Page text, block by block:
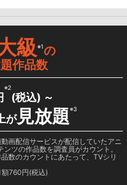
級※1の
作品数
※2
(税込) ～
が見放題※3
画配信サービスが配信していたアニ
ツの作品数を調査員がカウント。
数のカウントにあたって、TVシリ
760円(税込)